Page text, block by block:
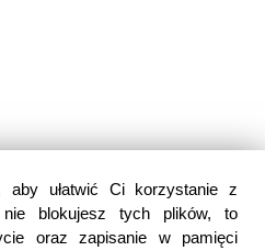
aby ułatwić Ci korzystanie z
blokujesz tych plików, to
oraz zapisanie w pamięci